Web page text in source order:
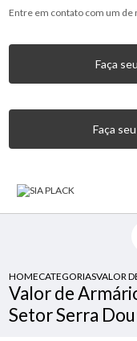
Entre em contato com um de
Faça
Faça
HOMECATEGORIASVALOR
Valor de
Setor Serra